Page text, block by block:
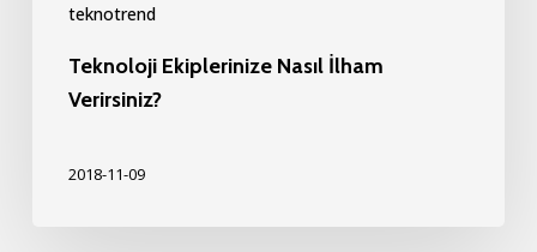
teknotrend
Teknoloji Ekiplerinize Nasıl İlham
Verirsiniz?
2018-11-09